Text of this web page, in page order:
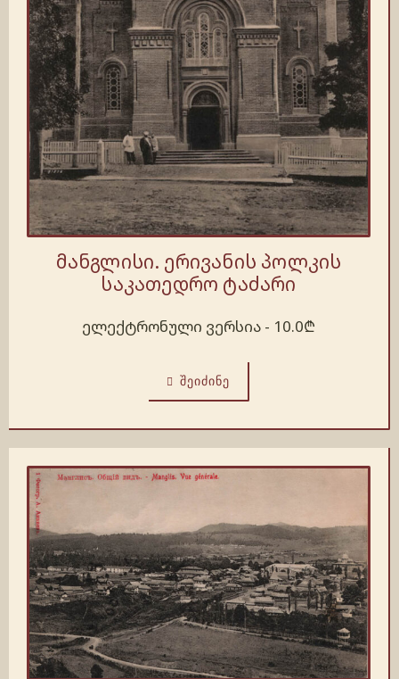
მანგლისი. ერივანის პოლკის
საკათედრო ტაძარი
ელექტრონული ვერსია - 10.0₾
ᲨᲔᲘᲫᲘᲜᲔ